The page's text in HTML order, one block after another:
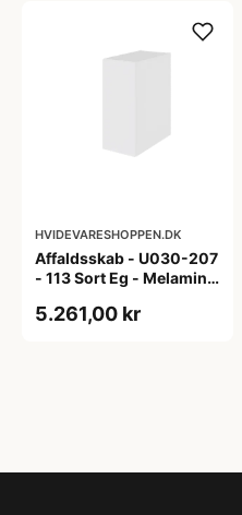
HVIDEVARESHOPPEN.DK
Affaldsskab - U030-207
- 113 Sort Eg - Melamin,
5.261,00 kr